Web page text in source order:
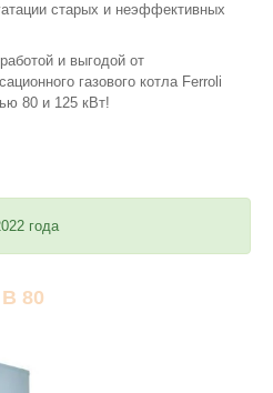
старых и неэффективных
и выгодой от
газового котла Ferroli
80 и 125 кВт!
года
80